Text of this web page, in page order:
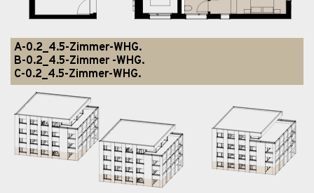
A-0.2_4.5-Zimmer-WHG.
B-0.2_4.5-Zimmer -WHG.
C-0.2_4.5-Zimmer-WHG.